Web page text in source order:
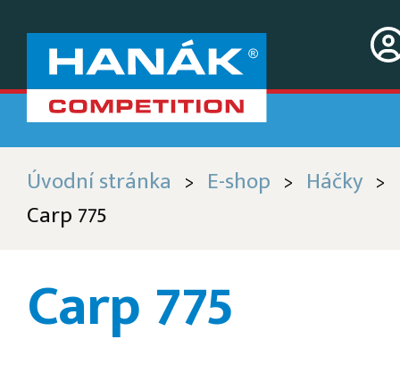
Úvodní stránka > E-shop > Háčky >
Carp 775
Carp 775